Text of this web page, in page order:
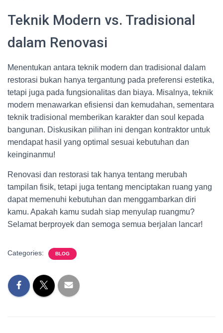
Teknik Modern vs. Tradisional
dalam Renovasi
Menentukan antara teknik modern dan tradisional dalam
restorasi bukan hanya tergantung pada preferensi estetika,
tetapi juga pada fungsionalitas dan biaya. Misalnya, teknik
modern menawarkan efisiensi dan kemudahan, sementara
teknik tradisional memberikan karakter dan soul kepada
bangunan. Diskusikan pilihan ini dengan kontraktor untuk
mendapat hasil yang optimal sesuai kebutuhan dan
keinginanmu!
Renovasi dan restorasi tak hanya tentang merubah
tampilan fisik, tetapi juga tentang menciptakan ruang yang
dapat memenuhi kebutuhan dan menggambarkan diri
kamu. Apakah kamu sudah siap menyulap ruangmu?
Selamat berproyek dan semoga semua berjalan lancar!
Categories: BLOG